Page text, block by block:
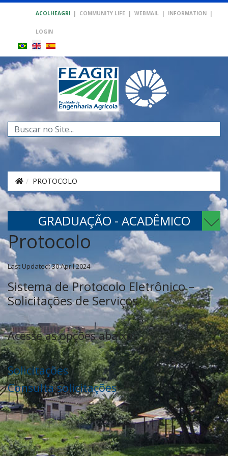
ACOLHEAGRI | COMMUNITY LIFE | WEBMAIL | INFORMATION |
LOGIN
Search
...
PROTOCOLO
GRADUAÇÃO - ACADÊMICO
Protocolo
Last Updated: 30 April 2024
Sistema de Protocolo Eletrônico –
Solicitações de Serviços
Acesse as opções abaixo:
Solicitações
Consulta solicitações